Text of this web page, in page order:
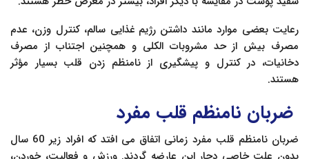
رعایت بعضی موارد مانند داشتن رژیم غذایی سالم، کنترل وزن، عدم
مصرف بیش از حد مشروبات الکلی و همچنین اجتناب از مصرف
دخانیات، در کنترل و پیشگیری از نامنظم زدن قلب بسیار مؤثر
هستند.
ضربان نامنظم قلب مفرد
ضربان نامنظم قلب مفرد زمانی اتفاق می افتد که افراد زیر 60 سال